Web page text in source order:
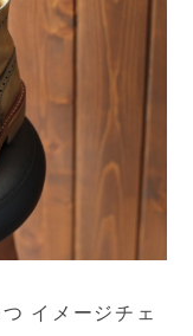
イメージチェ